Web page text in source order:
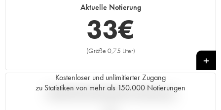
Aktuelle Notierung
33€
(Größe 0,75 Liter)
+
Kostenloser und unlimitierter Zugang
zu Statistiken von mehr als 150.000 Notierungen
Aktuelle Entwicklung der Preisnotierung